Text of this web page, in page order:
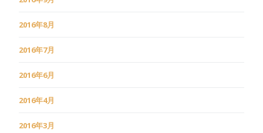
2016年8月
2016年7月
2016年6月
2016年4月
2016年3月